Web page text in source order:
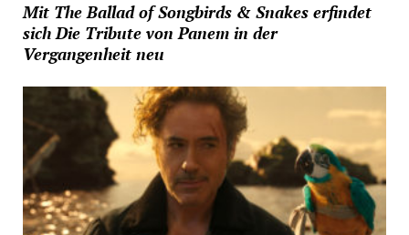
Mit The Ballad of Songbirds & Snakes erfindet
sich Die Tribute von Panem in der
Vergangenheit neu